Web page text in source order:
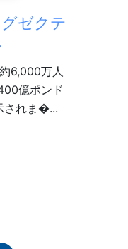
ゼクテ
6,000万人
億ポンド
されま�...